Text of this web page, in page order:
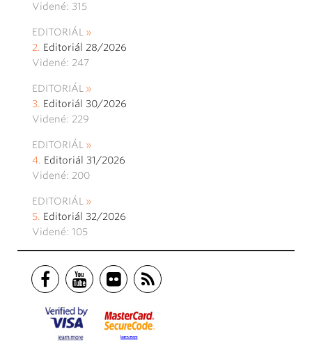
Videné: 315
EDITORIÁL
Editoriál 28/2026
Videné: 247
EDITORIÁL
Editoriál 30/2026
Videné: 229
EDITORIÁL
Editoriál 31/2026
Videné: 200
EDITORIÁL
Editoriál 32/2026
Videné: 105